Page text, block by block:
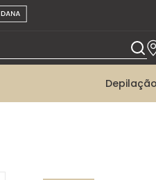
Depilação